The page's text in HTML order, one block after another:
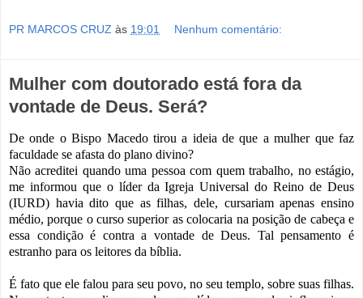
PR MARCOS CRUZ às 19:01 Nenhum comentário:
Mulher com doutorado está fora da
vontade de Deus. Será?
De onde o Bispo Macedo tirou a ideia de que a mulher que faz
faculdade se afasta do plano divino?
Não acreditei quando uma pessoa com quem trabalho, no estágio,
me informou que o líder da Igreja Universal do Reino de Deus
(IURD) havia dito que as filhas, dele, cursariam apenas ensino
médio, porque o curso superior as colocaria na posição de cabeça e
essa condição é contra a vontade de Deus. Tal pensamento é
estranho para os leitores da bíblia.
É fato que ele falou para seu povo, no seu templo, sobre suas filhas.